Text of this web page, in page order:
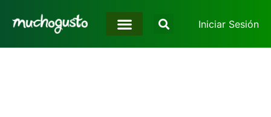
Iniciar Sesión